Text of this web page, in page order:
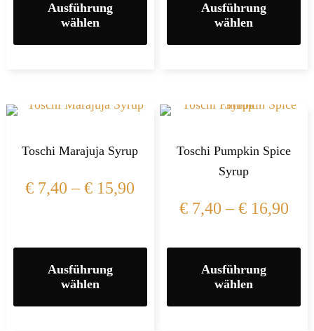
Ausführung
wählen
Ausführung
wählen
Toschi Marajuja Syrup
€ 7,40 –€ 15,90
Ausführung
wählen
Toschi Pumpkin Spice
Syrup
€7,40 –€16,90
Ausführung
wählen